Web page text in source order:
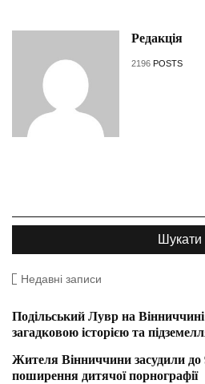
Редакція
2196 POSTS
Недавні записи
Подільський Лувр на
загадковою історією та
Жителя Вінниччини засудили до
поширення дитячої порнографії